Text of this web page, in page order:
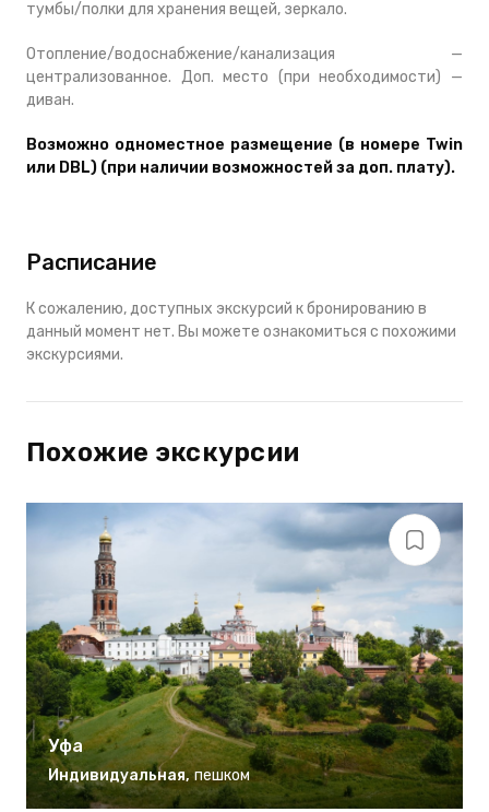
тумбы/полки для хранения вещей, зеркало.
Отопление/водоснабжение/канализация —
централизованное. Доп. место (при необходимости) —
диван.
Возможно одноместное размещение (в номере Twin
или DBL) (при наличии возможностей за доп. плату).
Расписание
К сожалению, доступных экскурсий к бронированию в
данный момент нет. Вы можете ознакомиться с похожими
экскурсиями.
Похожие экскурсии
Уфа
Индивидуальная, пешком